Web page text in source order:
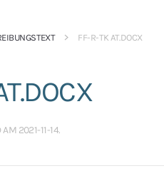
FF-R-TK AT.DOCX
AM 2021-11-14.